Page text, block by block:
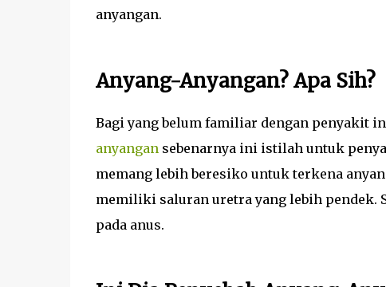
anyangan.
Anyang-Anyangan? Apa Sih?
Bagi yang belum familiar dengan penyakit
anyangan sebenarnya ini istilah untuk
memang lebih beresiko untuk terkena
memiliki saluran uretra yang lebih pendek.
pada anus.